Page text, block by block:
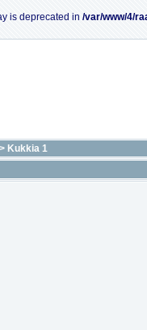
is deprecated in /var/www/4/
> Kukkia 1